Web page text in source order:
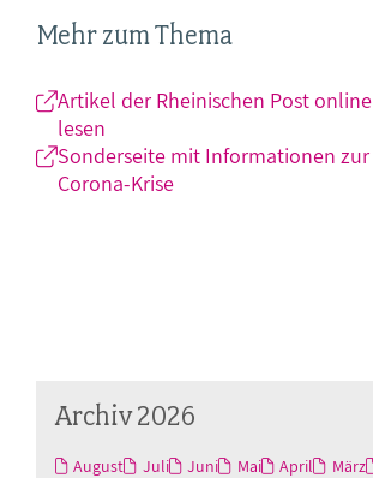
Mehr zum Thema
Artikel der Rheinischen Post online
lesen
Sonderseite mit Informationen zur
Corona-Krise
Archiv 2026
August Juli Juni Mai April März